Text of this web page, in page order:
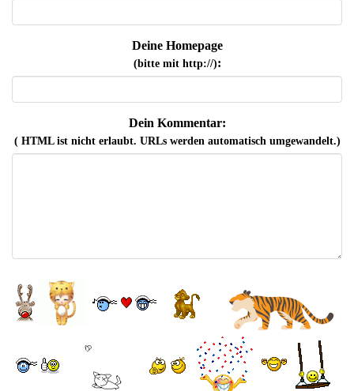
Deine Homepage
(bitte mit http://):
Dein Kommentar:
( HTML ist nichterlaubt. URLs werden automatisch umgewandelt.)